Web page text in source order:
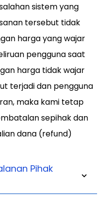
sistem yang
tersebut tidak
harga yang wajar
pengguna saat
harga tidak wajar
terjadi dan pengguna
maka kami tetap
sepihak dan
dana (refund)
Pihak